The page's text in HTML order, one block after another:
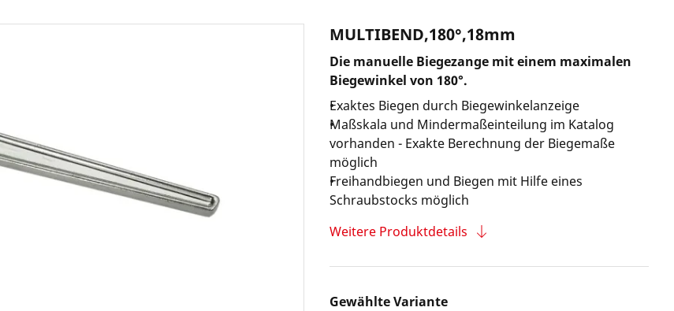
MULTIBEND,180°,18mm
Die manuelle Biegezange mit einem maximalen
Biegewinkel von 180°.
Exaktes Biegen durch Biegewinkelanzeige
Maßskala und Mindermaßeinteilung im Katalog
vorhanden - Exakte Berechnung der Biegemaße
möglich
Freihandbiegen und Biegen mit Hilfe eines
Schraubstocks möglich
Weitere Produktdetails
Gewählte Variante